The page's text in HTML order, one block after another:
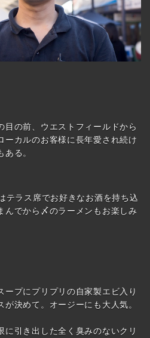
目の前、ウエストフィールドから
ーカルのお客様に長年愛され続け
る。
テラス席でお好きなお酒を持ち込
んでから〆のラーメンもお楽しみ
ープにプリプリの自家製エビ入り
決めて。オージーにも大人気。
に引き出した全く臭みのないクリ